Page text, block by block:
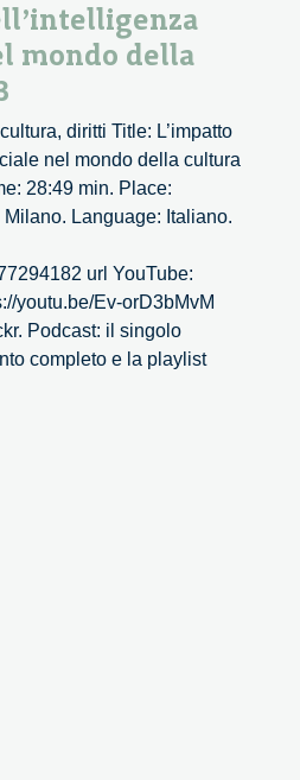
mondo della
diritti Title: L’impatto
nel mondo della cultura
28:49 min. Place:
Language: Italiano.
url YouTube:
youtu.be/Ev-orD3bMvM
Podcast: il singolo
completo e la playlist